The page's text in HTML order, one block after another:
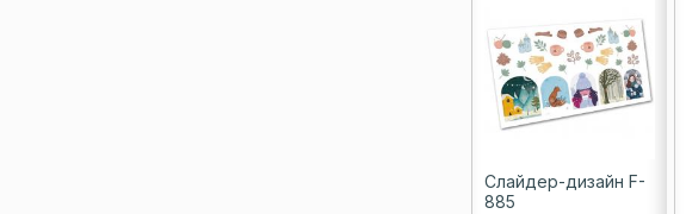
Слайдер-дизайн F-
885